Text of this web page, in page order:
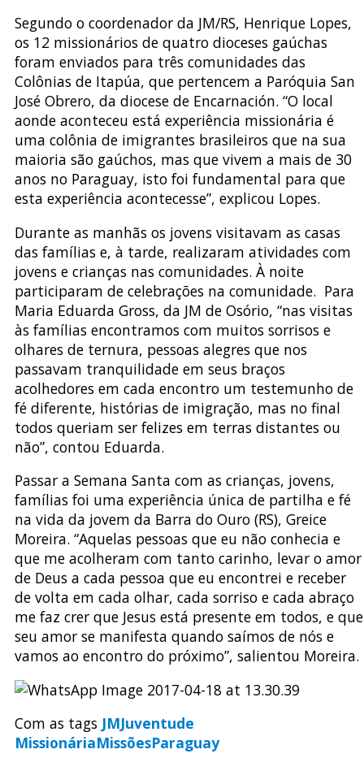
Segundo o coordenador da JM/RS, Henrique Lopes,
os 12 missionários de quatro dioceses gaúchas
foram enviados para três comunidades das
Colônias de Itapúa, que pertencem a Paróquia San
José Obrero, da diocese de Encarnación. “O local
aonde aconteceu está experiência missionária é
uma colônia de imigrantes brasileiros que na sua
maioria são gaúchos, mas que vivem a mais de 30
anos no Paraguay, isto foi fundamental para que
esta experiência acontecesse”, explicou Lopes.
Durante as manhãs os jovens visitavam as casas
das famílias e, à tarde, realizaram atividades com
jovens e crianças nas comunidades. À noite
participaram de celebrações na comunidade. Para
Maria Eduarda Gross, da JM de Osório, “nas visitas
às famílias encontramos com muitos sorrisos e
olhares de ternura, pessoas alegres que nos
passavam tranquilidade em seus braços
acolhedores em cada encontro um testemunho de
fé diferente, histórias de imigração, mas no final
todos queriam ser felizes em terras distantes ou
não”, contou Eduarda.
Passar a Semana Santa com as crianças, jovens,
famílias foi uma experiência única de partilha e fé
na vida da jovem da Barra do Ouro (RS), Greice
Moreira. “Aquelas pessoas que eu não conhecia e
que me acolheram com tanto carinho, levar o amor
de Deus a cada pessoa que eu encontrei e receber
de volta em cada olhar, cada sorriso e cada abraço
me faz crer que Jesus está presente em todos, e que
seu amor se manifesta quando saímos de nós e
vamos ao encontro do próximo”, salientou Moreira.
Com as tags JMJuventude
MissionáriaMissõesParaguay